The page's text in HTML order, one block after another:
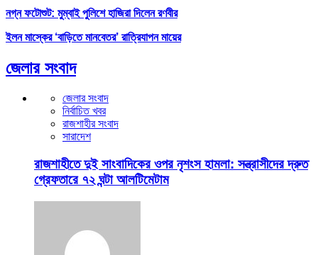
নগ্ন ফটোশুট: মুম্বাই পুলিশে হাজিরা দিলেন রণবীর
ইলন মাস্কের ‘বাড়িতে মানবেতর’ রাত্রিযাপন মায়ের
জেলার সংবাদ
জেলার সংবাদ
নির্বাচিত খবর
রাজশাহীর সংবাদ
সারাদেশ
রাজশাহীতে দুই সাংবাদিকের ওপর নৃশংস হামলা: সন্ত্রাসীদের দ্রুত
গ্রেফতারে ৭২ ঘন্টা আলটিমেটাম